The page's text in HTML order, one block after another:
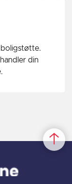
boligstøtte.
din